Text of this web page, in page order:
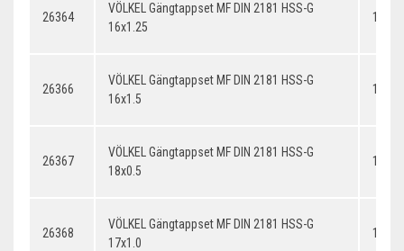
26364
VÖLKEL Gängtappset MF DIN 2181 HSS-G
16x1.25
26366
VÖLKEL Gängtappset MF DIN 2181 HSS-G
16x1.5
26367
VÖLKEL Gängtappset MF DIN 2181 HSS-G
18x0.5
26368
VÖLKEL Gängtappset MF DIN 2181 HSS-G
17x1.0